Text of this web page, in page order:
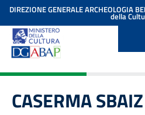
contenuto
DIREZIONE GENERALE ARCHEOLOGIA
della
CASERMA SBAIZ